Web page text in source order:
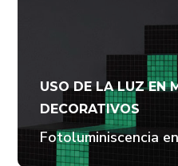
USO DE LA LUZ EN
DECORATIVOS
Fotoluminiscencia